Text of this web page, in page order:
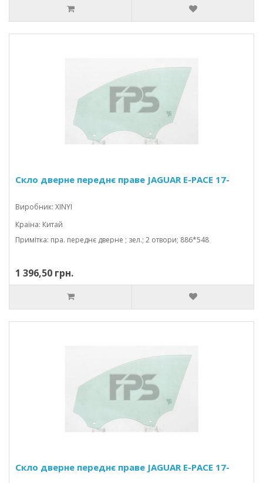
Скло дверне переднє праве JAGUAR E-PACE 17-
Виробник: XINYI
Країна: Китай
Примітка: пра. переднє дверне ; зел.; 2 отвори; 886*548
1 396,50 грн.
Скло дверне переднє праве JAGUAR E-PACE 17-